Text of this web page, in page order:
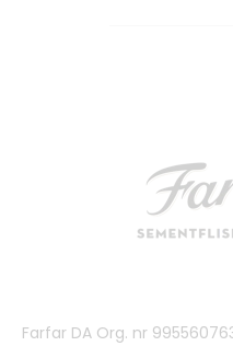
Farfar DA Org. nr